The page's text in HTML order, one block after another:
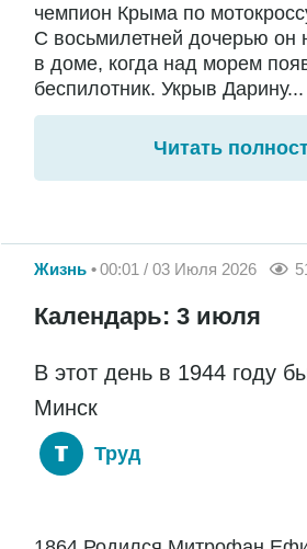
чемпион Крыма по
С восьмилетней дочерью он
в доме, когда над морем
беспилотник. Укрыв Дарину...
Читать
Жизнь 00:01 / 03 Июля 2026
Календарь: 3 июля
В этот день в 1944 году
Минск
Труд